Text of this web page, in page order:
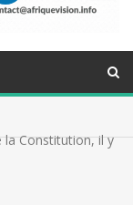
la Constitution, il y